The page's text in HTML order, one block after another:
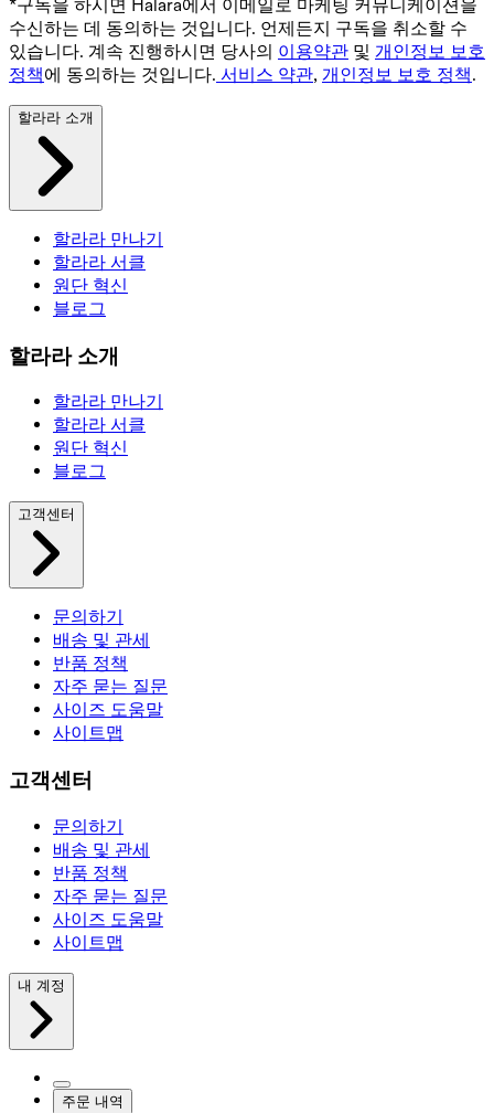
*구독을 하시면 Halara에서 이메일로 마케팅 커뮤니케이션을
수신하는 데 동의하는 것입니다. 언제든지 구독을 취소할 수
있습니다. 계속 진행하시면 당사의 이용약관 및 개인정보 보호
정책에 동의하는 것입니다. 서비스 약관, 개인정보 보호 정책.
할라라 소개
할라라 만나기
할라라 서클
원단 혁신
블로그
할라라 소개
할라라 만나기
할라라 서클
원단 혁신
블로그
고객센터
문의하기
배송 및 관세
반품 정책
자주 묻는 질문
사이즈 도움말
사이트맵
고객센터
문의하기
배송 및 관세
반품 정책
자주 묻는 질문
사이즈 도움말
사이트맵
내 계정
주문 내역